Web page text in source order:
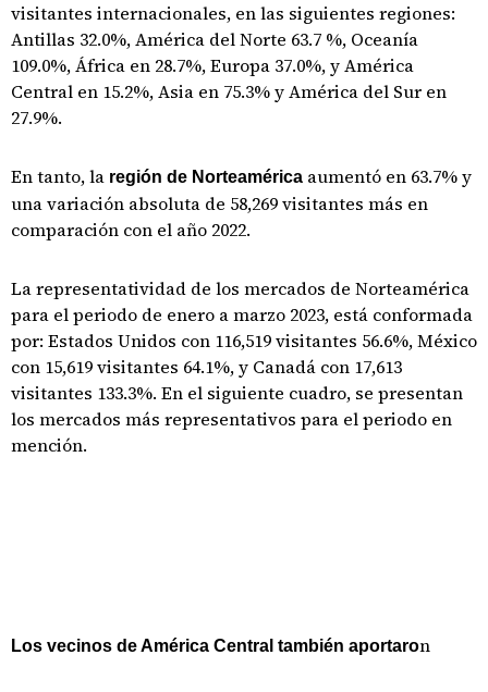
visitantes internacionales, en las siguientes regiones:
Antillas 32.0%, América del Norte 63.7 %, Oceanía
109.0%, África en 28.7%, Europa 37.0%, y América
Central en 15.2%, Asia en 75.3% y América del Sur en
27.9%.
En tanto, la región de Norteamérica aumentó en 63.7% y
una variación absoluta de 58,269 visitantes más en
comparación con el año 2022.
La representatividad de los mercados de Norteamérica
para el periodo de enero a marzo 2023, está conformada
por: Estados Unidos con 116,519 visitantes 56.6%, México
con 15,619 visitantes 64.1%, y Canadá con 17,613
visitantes 133.3%. En el siguiente cuadro, se presentan
los mercados más representativos para el periodo en
mención.
Los vecinos de América Central también aportaron